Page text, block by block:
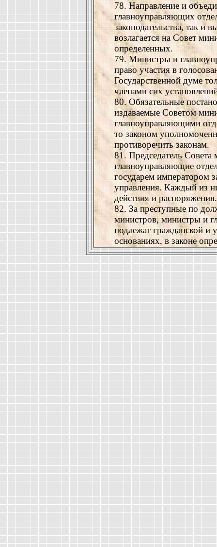
78. Направление и
главноуправляющих
законодательства, так и
возлагается на Совет
определенных.
79. Министры и
право участия в
Государственной думе
членами сих
80. Обязательные
издаваемые Советом
главноуправляющими
то законом
противоречить законам.
81. Председатель
главноуправляющие
государем императором
управления. Каждый из
действия и распоряжения.
82. За преступные по
министров, министры и
подлежат гражданской и
основаниях, в законе